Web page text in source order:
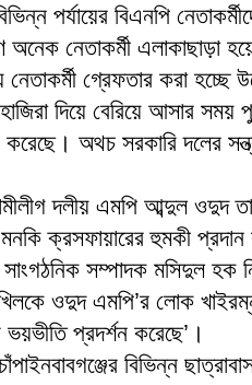
পর্যায়ের বিএনপি
নেতাকর্মী এলাকাছাড়া
গ্রেফতার করা হচ্ছে
দিয়ে বেরিয়ে আসার সময়
অথচ সরকারি দলের
দলীয় এমপি আব্দুল ওদুদ
ক্রসফায়ারের হুমকী
সাংগঠনিক সম্পাদক মসিদুল হক
ওদুদ এমপি’র লোক
প্রদর্শন করেছে’।
বিভিন্ন